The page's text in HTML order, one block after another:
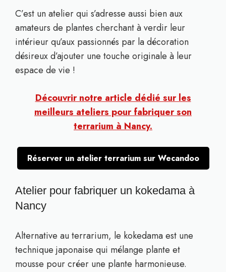
C’est un atelier qui s’adresse aussi bien aux
amateurs de plantes cherchant à verdir leur
intérieur qu’aux passionnés par la décoration
désireux d’ajouter une touche originale à leur
espace de vie !
Découvrir notre article dédié sur les
meilleurs ateliers pour fabriquer son
terrarium à Nancy.
Réserver un atelier terrarium sur Wecandoo
Atelier pour fabriquer un kokedama à
Nancy
Alternative au terrarium, le kokedama est une
technique japonaise qui mélange plante et
mousse pour créer une plante harmonieuse.